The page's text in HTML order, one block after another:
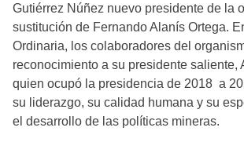
Gutiérrez Núñez nuevo presidente de la
sustitución de Fernando Alanís Ortega.
Ordinaria, los colaboradores del
reconocimiento a su presidente saliente,
quien ocupó la presidencia de 2018 a
su liderazgo, su calidad humana y su
el desarrollo de las políticas mineras.